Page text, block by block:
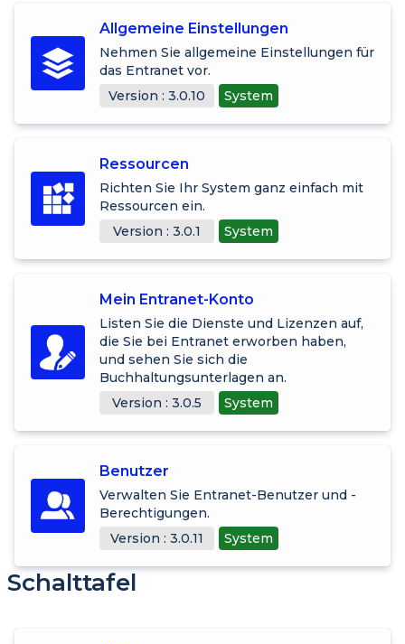
Allgemeine Einstellungen
Nehmen Sie allgemeine Einstellungen für
das Entranet vor.
Version : 3.0.10
System
Ressourcen
Richten Sie Ihr System ganz einfach mit
Ressourcen ein.
Version : 3.0.1
System
Mein Entranet-Konto
Listen Sie die Dienste und Lizenzen auf,
die Sie bei Entranet erworben haben,
und sehen Sie sich die
Buchhaltungsunterlagen an.
Version : 3.0.5
System
Benutzer
Verwalten Sie Entranet-Benutzer und -
Berechtigungen.
Version : 3.0.11
System
Schalttafel